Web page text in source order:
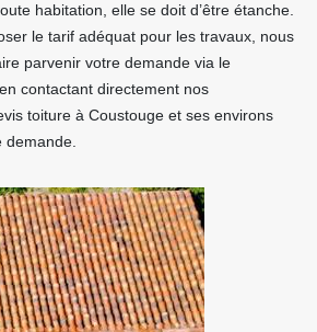
habitation, elle se doit d’être étanche.
le tarif adéquat pour les travaux, nous
parvenir votre demande via le
contactant directement nos
toiture à Coustouge et ses environs